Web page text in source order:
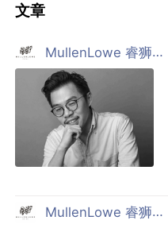
文章
MullenLowe 睿狮广告传播 上海
MullenLowe 睿狮广告传播 上海